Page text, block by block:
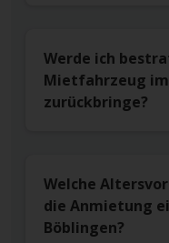
Werde ich
Mietfahrzeug
zurückbringe?
Welche
die Anmietung
Böblingen?